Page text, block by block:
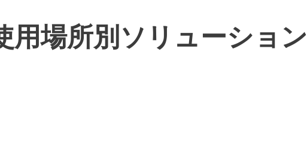
用場所別ソリューション